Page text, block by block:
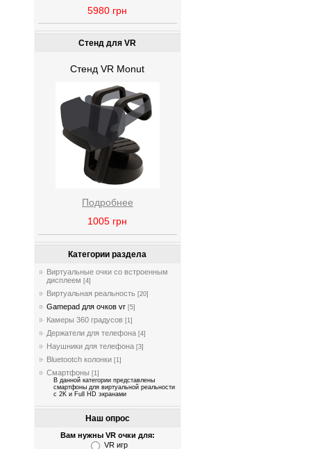
5980 грн
Стенд для VR
Стенд VR Monut
Подробнее
1005 грн
Категории раздела
Виртуальные очки со встроенным
дисплеем [4]
Виртуальная реальность [20]
Gamepad для очков vr [5]
Камеры 360 градусов [1]
Держатели для телефона [4]
Наушники для телефона [3]
Bluetootch колонки [1]
Смартфоны [1]
В данной категории представлены
смартфоны для виртуальной реальности
с 2K и Full HD экранами
Наш опрос
Вам нужны VR очки для:
VR игр